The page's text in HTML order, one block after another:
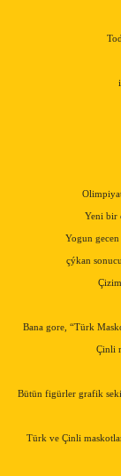
Yeni bir
Yogun
çýkan
Bana gore, “Türk
Çinli
Bütün figürler grafik
Türk ve Çinli